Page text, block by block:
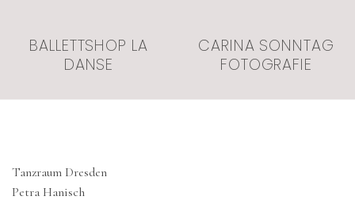
BALLETTSHOP LA
DANSE
CARINA SONNTAG
FOTOGRAFIE
Tanzraum Dresden
Petra Hanisch